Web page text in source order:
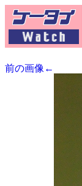
前の画像←